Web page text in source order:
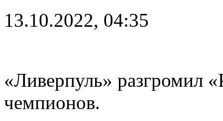
13.10.2022, 04:35
«Ливерпуль» разгромил
чемпионов.